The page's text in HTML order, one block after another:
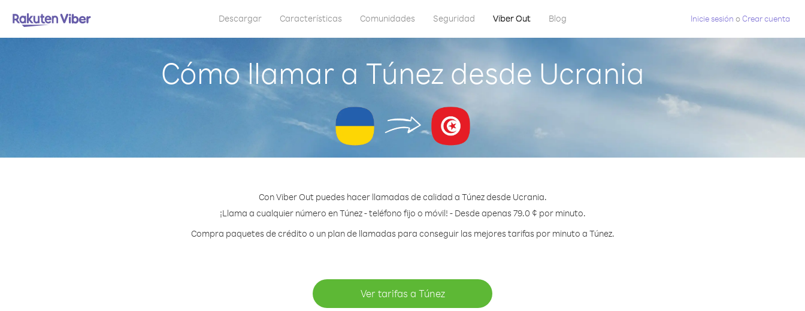
Descargar Características Comunidades Seguridad Viber Out Blog Inicie sesión oCrear cuenta
Cómo llamar a Túnez desde Ucrania
Con Viber Out puedes hacer llamadas de calidad a Túnez desde Ucrania.
¡Llama a cualquier número en Túnez - teléfono fijo o móvil! - Desde apenas 79.0 ¢ por minuto.
Compra paquetes de crédito o un plan de llamadas para conseguir las mejores tarifas por minuto a Túnez.
Ver tarifas a Túnez